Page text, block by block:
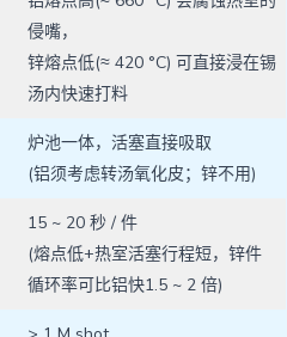
侵嘴，
锌熔点低(≈ 420 °C) 可直接浸在锡
汤内快速打料
炉池一体，活塞直接吸取
(铝须考虑转汤氧化皮；锌不用)
15 ~ 20 秒 / 件
(熔点低+热室活塞行程短，锌件
循环率可比铝快1.5 ~ 2 倍)